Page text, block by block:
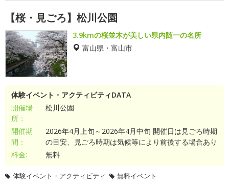
【桜・見ごろ】松川公園
3.9kmの桜並木が美しい県内随一の名所
富山県・富山市
体験イベント・アクティビティDATA
開催場
所：
松川公園
開催期
間：
2026年4月上旬～2026年4月中旬 開催日は見ごろ時期
の目安、見ごろ時期は気候等により前後する場合あり
料金:
無料
体験イベント・アクティビティ 無料イベント